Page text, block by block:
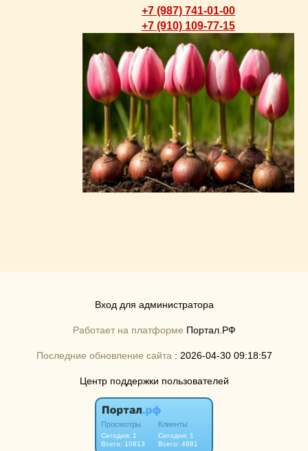
+7 (987) 741-01-00
+7 (910) 109-77-15
Вход для администратора
Работает на платформе Портал.РФ
Последние обновление сайта : 2026-04-30 09:18:57
Центр поддержки пользователей